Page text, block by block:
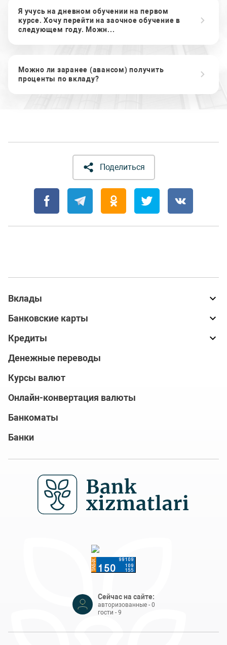
Я учусь на дневном обучении на первом
курсе. Хочу перейти на заочное обучение в
следующем году. Можн...
Можно ли заранее (авансом) получить
проценты по вкладу?
Поделиться
Вклады
Банковские карты
Кредиты
Денежные переводы
Курсы валют
Онлайн-конвертация валюты
Банкоматы
Банки
Сейчас на сайте:
авторизованные - 0
гости - 9